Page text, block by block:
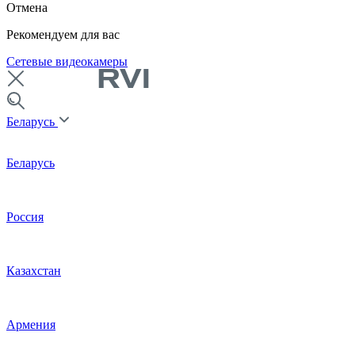
Отмена
Рекомендуем для вас
Сетевые видеокамеры
Беларусь
Беларусь
Россия
Казахстан
Армения